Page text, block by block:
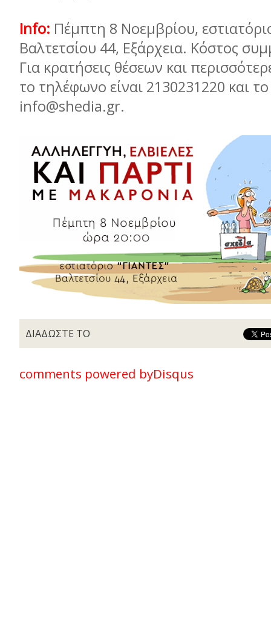
Info: Πέμπτη 8 Νοεμβρίου,
Βαλτετσίου 44, Εξάρχεια. Κόστος
Για κρατήσεις θέσεων και
το τηλέφωνο είναι 2130231220 και
info@shedia.gr.
ΔΙΑΔΩΣΤΕ ΤΟ
comments powered byDisqus